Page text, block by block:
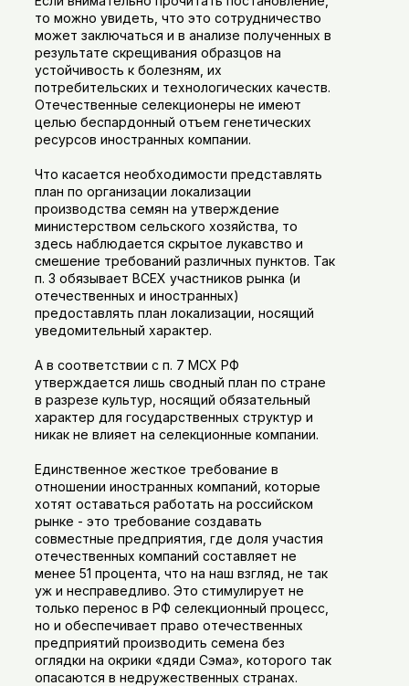
то можно увидеть, что это сотрудничество
может заключаться и в анализе полученных в
результате скрещивания образцов на
устойчивость к болезням, их
потребительских и технологических качеств.
Отечественные селекционеры не имеют
целью беспардонный отъем генетических
ресурсов иностранных компании.
Что касается необходимости представлять
план по организации локализации
производства семян на утверждение
министерством сельского хозяйства, то
здесь наблюдается скрытое лукавство и
смешение требований различных пунктов. Так
п. 3 обязывает ВСЕХ участников рынка (и
отечественных и иностранных)
предоставлять план локализации, носящий
уведомительный характер.
А в соответствии с п. 7 МСХ РФ
утверждается лишь сводный план по стране
в разрезе культур, носящий обязательный
характер для государственных структур и
никак не влияет на селекционные компании.
Единственное жесткое требование в
отношении иностранных компаний, которые
хотят оставаться работать на российском
рынке - это требование создавать
совместные предприятия, где доля участия
отечественных компаний составляет не
менее 51 процента, что на наш взгляд, не так
уж и несправедливо. Это стимулирует не
только перенос в РФ селекционный процесс,
но и обеспечивает право отечественных
предприятий производить семена без
оглядки на окрики «дяди Сэма», которого так
опасаются в недружественных странах.